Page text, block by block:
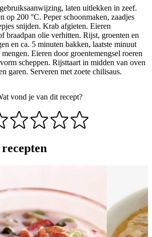
laten uitlekken in zeef.
op 200 °C. Peper schoonmaken, zaadjes
snijden. Krab afgieten. Eieren
braadpan olie verhitten. Rijst, groenten en
en ca. 5 minuten bakken, laatste minuut
Eieren door groentemengsel roeren
scheppen. Rijsttaart in midden van oven
garen. Serveren met zoete chilisaus.
vond je van dit recept?